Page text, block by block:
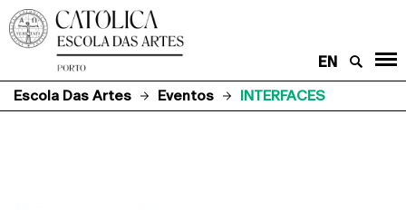
EN
Escola Das Artes
Eventos INTERFACES